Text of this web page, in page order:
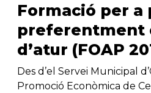
Formació per a
preferentment
d’atur (FOAP
Des d’el Servei Municipal
Promoció Econòmica de